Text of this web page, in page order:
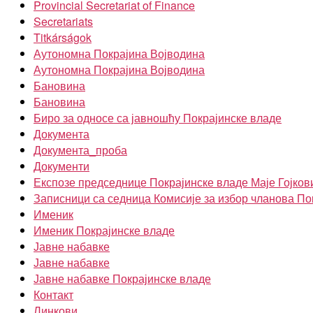
Provincial Secretariat of Finance
Secretariats
Titkárságok
Аутономна Покрајина Војводина
Аутономна Покрајина Војводина
Бановина
Бановина
Биро за односе са јавношћу Покрајинске владе
Документа
Документа_проба
Документи
Експозе председнице Покрајинске владе Маје
Записници са седница Комисије за избор чланова
Именик
Именик Покрајинске владе
Јавне набавке
Јавне набавке
Јавне набавке Покрајинске владе
Контакт